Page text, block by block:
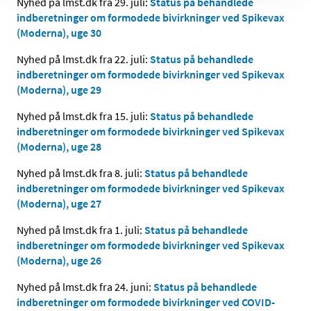
indberetninger om formodede bivirkninger ved Spikevax
(Moderna), uge 30
Nyhed på lmst.dk fra 22. juli: Status på behandlede
indberetninger om formodede bivirkninger ved Spikevax
(Moderna), uge 29
Nyhed på lmst.dk fra 15. juli: Status på behandlede
indberetninger om formodede bivirkninger ved Spikevax
(Moderna), uge 28
Nyhed på lmst.dk fra 8. juli: Status på behandlede
indberetninger om formodede bivirkninger ved Spikevax
(Moderna), uge 27
Nyhed på lmst.dk fra 1. juli: Status på behandlede
indberetninger om formodede bivirkninger ved Spikevax
(Moderna), uge 26
Nyhed på lmst.dk fra 24. juni: Status på behandlede
indberetninger om formodede bivirkninger ved COVID-